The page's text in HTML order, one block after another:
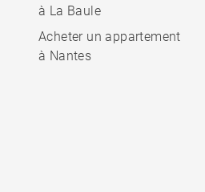
à La Baule
Acheter un appartement
à Nantes